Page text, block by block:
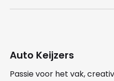
Auto Keijzers
Passie voor het vak,